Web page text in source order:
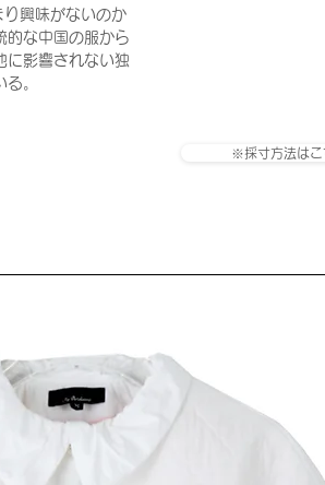
興味がないのか
的な中国の服から
に影響されない独
。
※採寸方法はこ